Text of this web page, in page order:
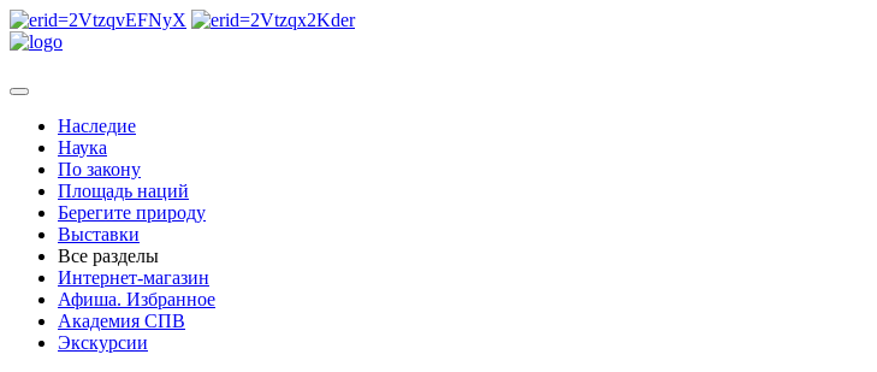
Наследие
Наука
По закону
Площадь наций
Берегите природу
Выставки
Все разделы
Интернет-магазин
Афиша. Избранное
Академия СПВ
Экскурсии